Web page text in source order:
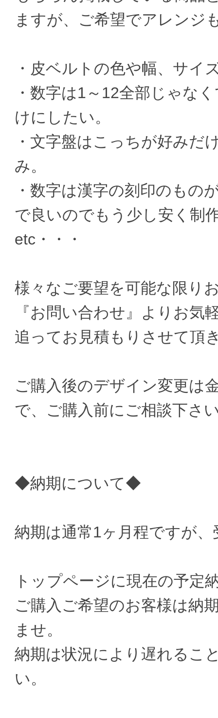
ますが、ご希望でアレンジ
・皮ベルトの色や幅、サイ
・数字は1～12全部じゃな
けにしたい。
・文字盤はこっちが好みだ
み。
・数字は漢字の刻印のもの
で良いのでもう少し安く制
etc・・・
様々なご要望を可能な限り
『お問い合わせ』よりお気
追ってお見積もりさせて頂
ご購入後のデザイン変更は
で、ご購入前にご相談下さ
◆納期について◆
納期は通常1ヶ月程ですが
トップページに現在の予定
ご購入ご希望のお客様は納
ませ。
納期は状況により遅れるこ
い。